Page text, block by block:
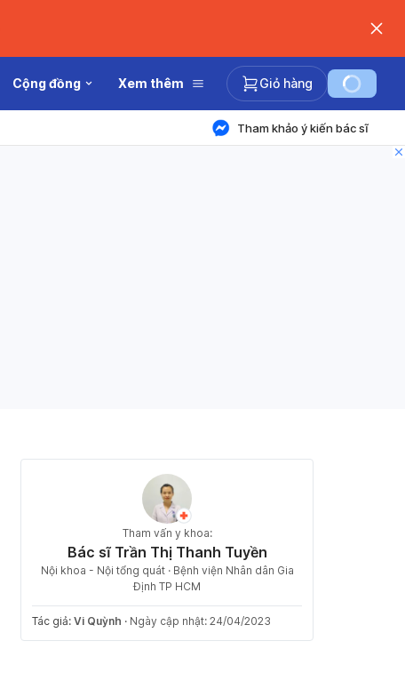
Cộng đồng Xem thêm Giỏ hàng
Tham khảo ý kiến bác sĩ
Tham vấn y khoa:
Bác sĩ Trần Thị Thanh Tuyền
Nội khoa - Nội tổng quát · Bệnh viện Nhân dân Gia
Định TP HCM
Tác giả: Vi Quỳnh · Ngày cập nhật: 24/04/2023